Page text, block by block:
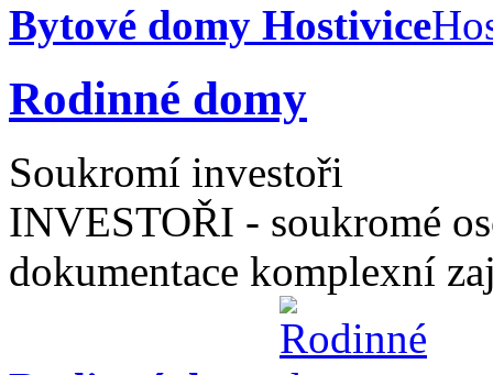
Bytové domy Hostivice
Rodinné domy
Soukromí investoři
INVESTOŘI - soukromé
dokumentace komplexní